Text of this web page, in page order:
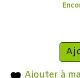
Ajouter à